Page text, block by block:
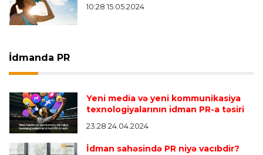
10:28 15.05.2024
İdmanda PR
Yeni media və yeni kommunikasiya
texnologiyalarının idman PR-a təsiri
23:28 24.04.2024
İdman sahəsində PR niyə vacıbdir?